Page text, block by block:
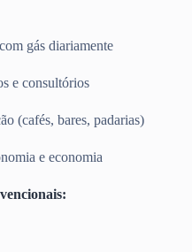
gás diariamente
e consultórios
(cafés, bares, padarias)
e economia